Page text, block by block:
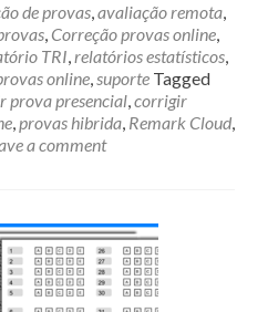
de provas,avaliação remota,
, Correção provas online,
TRI,relatórios estatísticos,
online,suporte Tagged
prova presencial,corrigir
,provas hibrida, Remark Cloud,
a comment